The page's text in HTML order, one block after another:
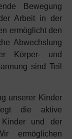
Bewegung
Arbeit in der
ermöglicht den
Abwechslung
Körper- und
sind Teil
unserer Kinder
die aktive
Kinder und der
ermöglichen